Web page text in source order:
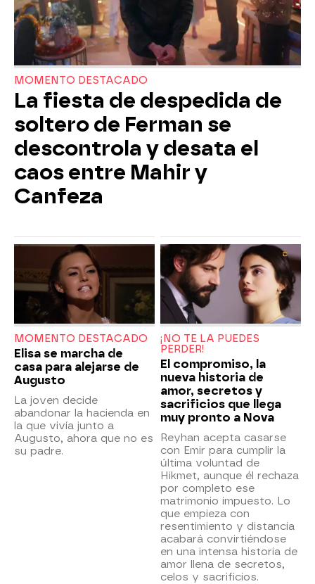
MOMENTO DESTACADO
La fiesta de despedida de
soltero de Ferman se
descontrola y desata el
caos entre Mahir y
Canfeza
MOMENTO DESTACADO
Elisa se marcha de
casa para alejarse de
Augusto
La joven decide
abandonar la hacienda en
la que vivía junto a
Augusto, ahora que no es
su padre.
¡NO TE LA PUEDES
PERDER!
El compromiso, la
nueva historia de
amor, secretos y
sacrificios que llega
muy pronto a Nova
Reyhan acepta casarse
con Emir para cumplir la
última voluntad de
Hikmet, aunque él rechaza
por completo ese
matrimonio impuesto. Lo
que empieza con
resentimiento y distancia
acabará convirtiéndose
en una intensa historia de
amor llena de secretos,
celos y sacrificios.